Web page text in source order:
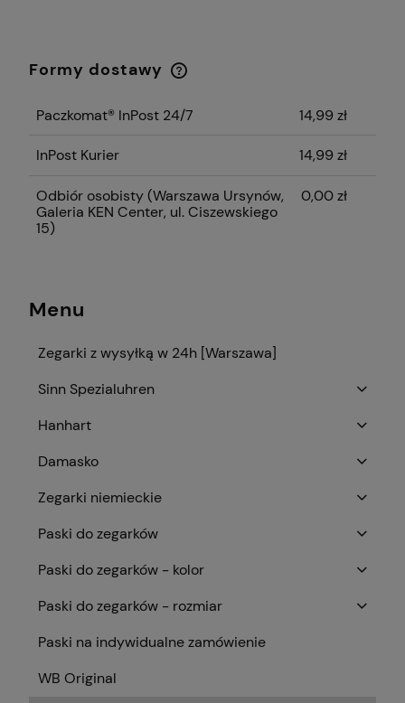
Formy dostawy
Cena nie zawiera ewentualnych kosztów
Paczkomat® InPost 24/7 14,99 zł
InPost Kurier 14,99 zł
Odbiór osobisty(Warszawa Ursynów,
Galeria KEN Center, ul. Ciszewskiego
15)
0,00 zł
Menu
Zegarki z wysyłką w 24h [Warszawa]
Sinn Spezialuhren
Hanhart
Damasko
Zegarki niemieckie
Paski do zegarków
Paski do zegarków - kolor
Paski do zegarków - rozmiar
Paski na indywidualne zamówienie
WB Original